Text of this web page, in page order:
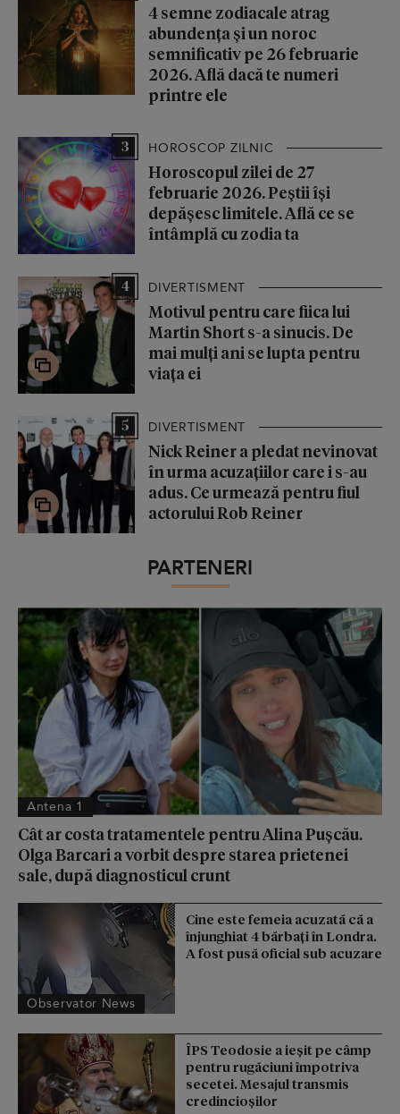
4 semne zodiacale atrag
abundența și un noroc
semnificativ pe 26 februarie
2026. Află dacă te numeri
printre ele
3 HOROSCOP ZILNIC
Horoscopul zilei de 27
februarie 2026. Peștii își
depășesc limitele. Află ce se
întâmplă cu zodia ta
4 DIVERTISMENT
Motivul pentru care fiica lui
Martin Short s-a sinucis. De
mai mulți ani se lupta pentru
viața ei
5 DIVERTISMENT
Nick Reiner a pledat nevinovat
în urma acuzațiilor care i s-au
adus. Ce urmează pentru fiul
actorului Rob Reiner
PARTENERI
Antena 1
Cât ar costa tratamentele pentru Alina Pușcău.
Olga Barcari a vorbit despre starea prietenei
sale, după diagnosticul crunt
Observator News
Cine este femeia acuzată că a
înjunghiat 4 bărbați în Londra.
A fost pusă oficial sub acuzare
ÎPS Teodosie a ieșit pe câmp
pentru rugăciuni împotriva
secetei. Mesajul transmis
credincioșilor